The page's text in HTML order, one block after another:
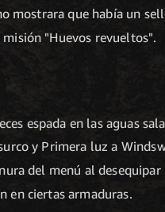
mostrara que había un
"Huevos revueltos".
espada en las aguas
y Primera luz a
del menú al desequipar
en ciertas armaduras.